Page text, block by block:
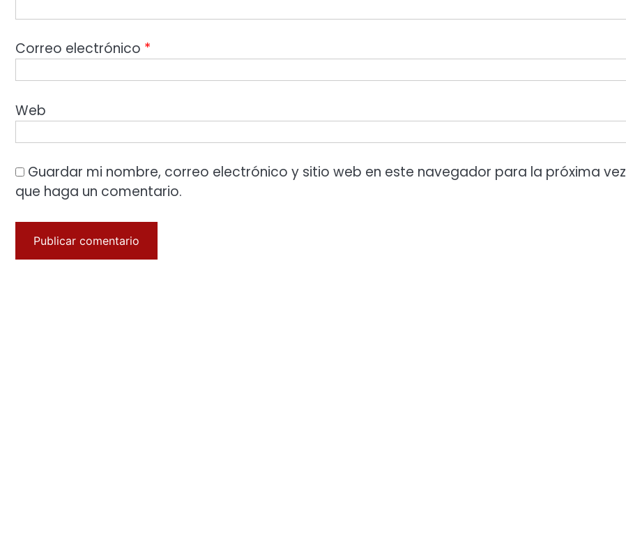
Correo electrónico *
Web
Guardar mi nombre, correo electrónico y sitio web en este navegador para la próxima vez
que haga un comentario.